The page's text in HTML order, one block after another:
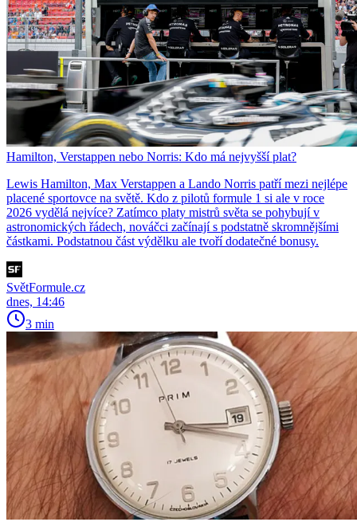
Hamilton, Verstappen nebo Norris: Kdo má nejvyšší plat?
Lewis Hamilton, Max Verstappen a Lando Norris patří mezi nejlépe
placené sportovce na světě. Kdo z pilotů formule 1 si ale v roce
2026 vydělá nejvíce? Zatímco platy mistrů světa se pohybují v
astronomických řádech, nováčci začínají s podstatně skromnějšími
částkami. Podstatnou část výdělku ale tvoří dodatečné bonusy.
SvětFormule.cz
dnes, 14:46
3 min